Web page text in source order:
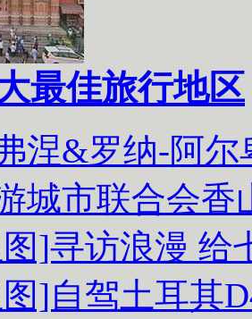
最佳旅行地区
涅&罗纳-阿
城市联合会香
]寻访浪漫 给
]自驾土耳其